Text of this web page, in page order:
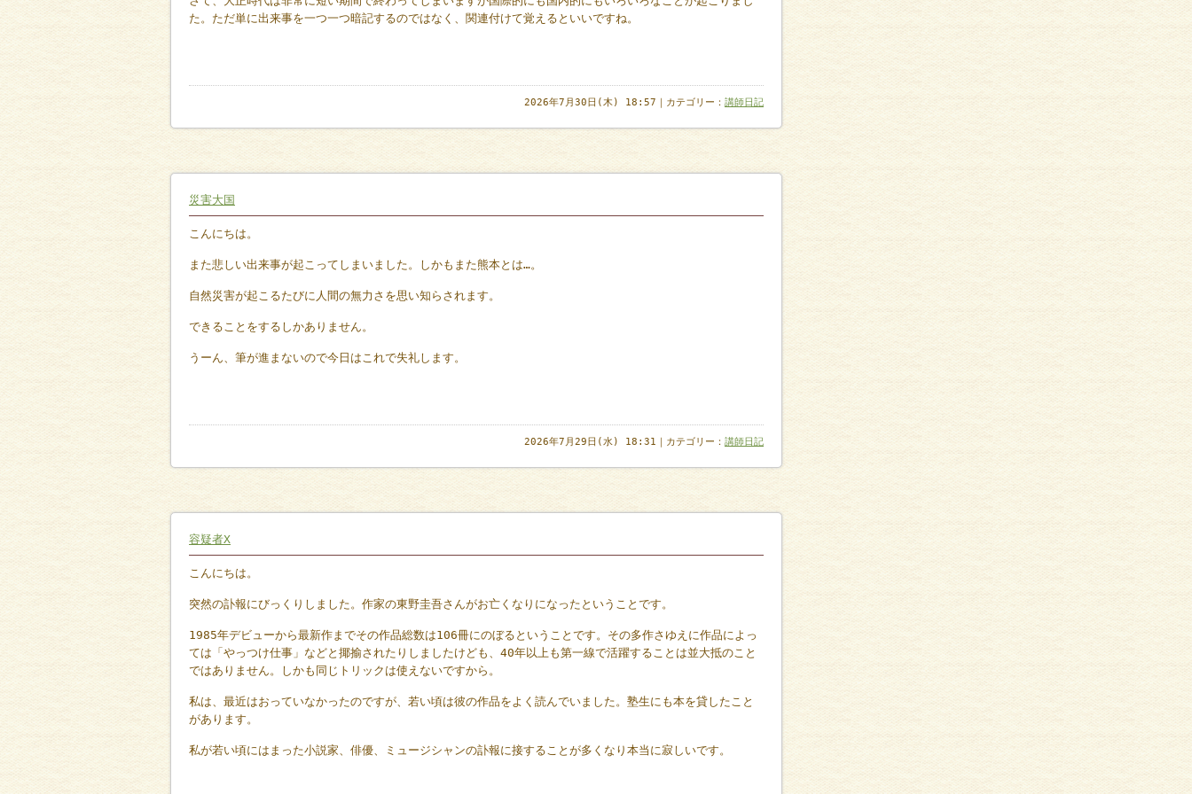
た。ただ単に出来事を一つ一つ暗記するのではなく、関連付けて覚えるといいですね。
2026年7月30日(木) 18:57｜カテゴリー： 講師日記
災害大国
こんにちは。
また悲しい出来事が起こってしまいました。しかもまた熊本とは…。
自然災害が起こるたびに人間の無力さを思い知らされます。
できることをするしかありません。
うーん、筆が進まないので今日はこれで失礼します。
2026年7月29日(水) 18:31｜カテゴリー： 講師日記
容疑者X
こんにちは。
突然の訃報にびっくりしました。作家の東野圭吾さんがお亡くなりになったということです。
1985年デビューから最新作までその作品総数は106冊にのぼるということです。その多作さゆえに作品によっ
ては「やっつけ仕事」などと揶揄されたりしましたけども、40年以上も第一線で活躍することは並大抵のこと
ではありません。しかも同じトリックは使えないですから。
私は、最近はおっていなかったのですが、若い頃は彼の作品をよく読んでいました。塾生にも本を貸したこと
があります。
私が若い頃にはまった小説家、俳優、ミュージシャンの訃報に接することが多くなり本当に寂しいです。